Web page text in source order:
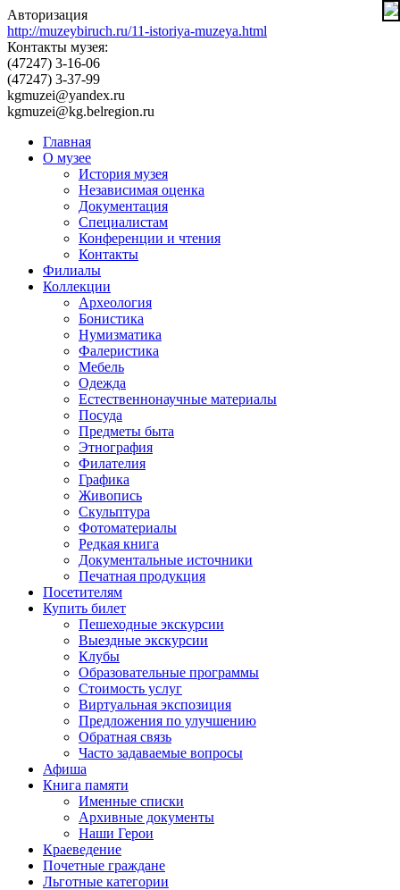
Авторизация
http://muzeybiruch.ru/11-istoriya-muzeya.html
Контакты музея:
(47247) 3-16-06
(47247) 3-37-99
kgmuzei@yandex.ru
kgmuzei@kg.belregion.ru
Главная
О музее
История музея
Независимая оценка
Документация
Специалистам
Конференции и чтения
Контакты
Филиалы
Коллекции
Археология
Бонистика
Нумизматика
Фалеристика
Мебель
Одежда
Естественнонаучные материалы
Посуда
Предметы быта
Этнография
Филателия
Графика
Живопись
Скульптура
Фотоматериалы
Редкая книга
Документальные источники
Печатная продукция
Посетителям
Купить билет
Пешеходные экскурсии
Выездные экскурсии
Клубы
Образовательные программы
Стоимость услуг
Виртуальная экспозиция
Предложения по улучшению
Обратная связь
Часто задаваемые вопросы
Афиша
Книга памяти
Именные списки
Архивные документы
Наши Герои
Краеведение
Почетные граждане
Льготные категории